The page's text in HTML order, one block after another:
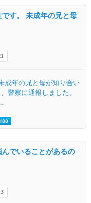
す。 未成年の兄と母
成年の兄と母が知り合い
警察に通報しました。
でいることがあるの